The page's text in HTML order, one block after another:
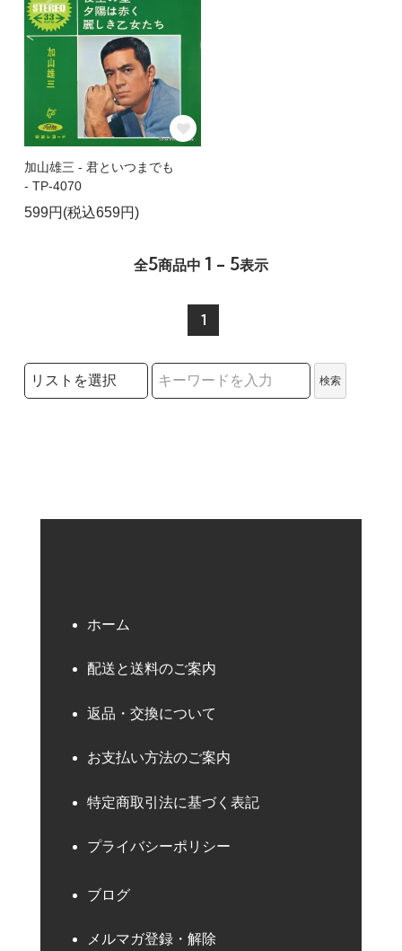
加山雄三 - 君といつまでも
- TP-4070
599円(税込659円)
全5商品中 1 - 5表示
1
検索リストの選択
検索
ホーム
配送と送料のご案内
返品・交換について
お支払い方法のご案内
特定商取引法に基づく表記
プライバシーポリシー
ブログ
メルマガ登録・解除